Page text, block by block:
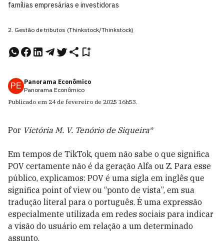
famílias empresárias e investidoras
2. Gestão de tributos (Thinkstock/Thinkstock)
PE Panorama Econômico
Panorama Econômico
Publicado em 24 de fevereiro de 2025 16h53.
Por Victória M. V. Tenório de Siqueira*
Em tempos de TikTok, quem não sabe o que significa
POV certamente não é da geração Alfa ou Z. Para esse
público, explicamos: POV é uma sigla em inglês que
significa point of view ou “ponto de vista”, em sua
tradução literal para o português. É uma expressão
especialmente utilizada em redes sociais para indicar
a visão do usuário em relação a um determinado
assunto.